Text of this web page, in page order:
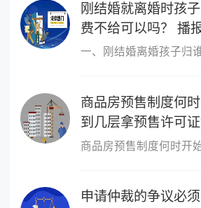
刚结婚就离婚时孩
费不给可以吗？ 播
商品房预售制度何
到几层拿预售许可证
申请仲裁的争议必